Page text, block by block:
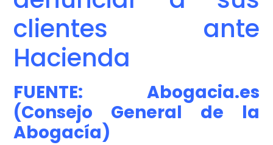
clientes ante
Hacienda
FUENTE: Abogacia.es
(Consejo General de la
Abogacía)